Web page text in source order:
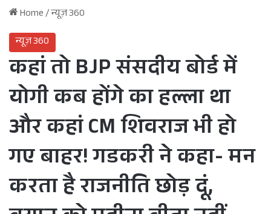
Home/न्यूज़ 360
न्यूज़ 360
कहां तो BJP संसदीय बोर्ड में
योगी कब होंगे का हल्ला था
और कहां CM शिवराज भी हो
गए बाहर! गडकरी ने कहा- मन
करता है राजनीति छोड़ दूं,